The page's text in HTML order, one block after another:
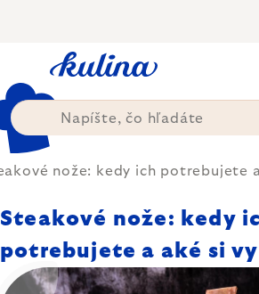
nože: kedy ich potrebujete
Steakové nože: kedy
potrebujete a aké si